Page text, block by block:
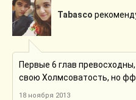
Tabasco
Первые 6 глав
свою Холмсоватость, но фф
18 ноября 2013